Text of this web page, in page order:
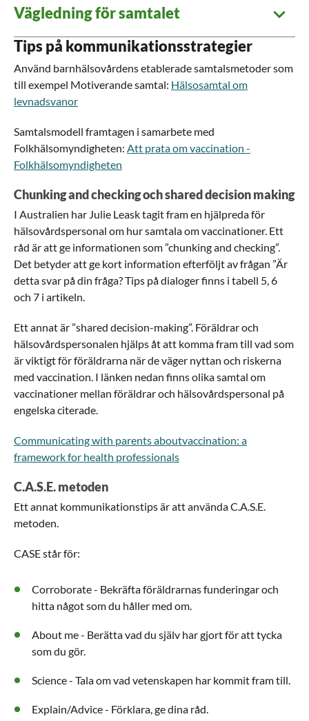
Vägledning för samtalet
Tips på kommunikationsstrategier
Använd barnhälsovårdens etablerade samtalsmetoder som
till exempel Motiverande samtal: Hälsosamtal om
levnadsvanor
Samtalsmodell framtagen i samarbete med
Folkhälsomyndigheten: Att prata om vaccination -
Folkhälsomyndigheten
Chunking and checking och shared decision making
I Australien har Julie Leask tagit fram en hjälpreda för
hälsovårdspersonal om hur samtala om vaccinationer. Ett
råd är att ge informationen som ”chunking and checking”.
Det betyder att ge kort information efterföljt av frågan ”Är
detta svar på din fråga? Tips på dialoger finns i tabell 5, 6
och 7 i artikeln.
Ett annat är ”shared decision-making”. Föräldrar och
hälsovårdspersonalen hjälps åt att komma fram till vad som
är viktigt för föräldrarna när de väger nyttan och riskerna
med vaccination. I länken nedan finns olika samtal om
vaccinationer mellan föräldrar och hälsovårdspersonal på
engelska citerade.
Communicating with parents aboutvaccination: a
framework for health professionals
C.A.S.E. metoden
Ett annat kommunikationstips är att använda C.A.S.E.
metoden.
CASE står för:
Corroborate - Bekräfta föräldrarnas funderingar och
hitta något som du håller med om.
About me - Berätta vad du själv har gjort för att tycka
som du gör.
Science - Tala om vad vetenskapen har kommit fram till.
Explain/Advice - Förklara, ge dina råd.